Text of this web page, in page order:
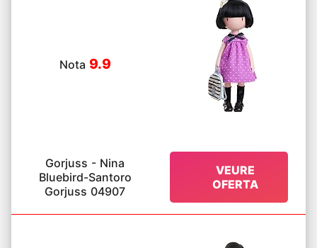
Nota 9.9
Gorjuss - Nina
Bluebird-Santoro
Gorjuss 04907
VEURE
OFERTA